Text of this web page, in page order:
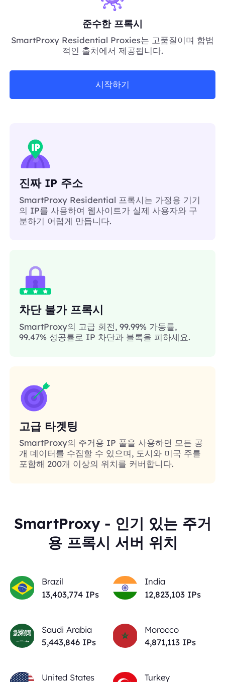
준수한 프록시
SmartProxy Residential Proxies는 고품질이며 합법
적인 출처에서 제공됩니다.
시작하기
진짜 IP 주소
SmartProxy Residential 프록시는 가정용 기기
의 IP를 사용하여 웹사이트가 실제 사용자와 구
분하기 어렵게 만듭니다.
차단 불가 프록시
SmartProxy의 고급 회전, 99.99% 가동률,
99.47% 성공률로 IP 차단과 블록을 피하세요.
고급 타겟팅
SmartProxy의 주거용 IP 풀을 사용하면 모든 공
개 데이터를 수집할 수 있으며, 도시와 미국 주를
포함해 200개 이상의 위치를 커버합니다.
SmartProxy - 인기 있는 주거
용 프록시 서버 위치
Brazil
13,403,774 IPs
India
12,823,103 IPs
Saudi Arabia
5,443,846 IPs
Morocco
4,871,113 IPs
United States Turkey